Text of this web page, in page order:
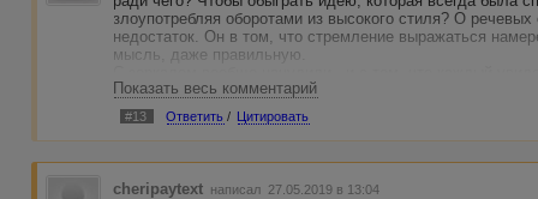
злоупотребляя оборотами из высокого стиля? О
недостаток. Он в том, что стремление выражаться
мысль, даже правильную.
они антиподы были и друг в друге могли увидеть свою
Притча витийств особых ведь не требует, а вот
Очень не хотелось бы обидеть автора, но сказала что
поверьте. Просто излагать надо проще.
Показать весь комментарий
#13 Ответить / Цитировать
cheripaytext написал 27.05.2019 в 13:04